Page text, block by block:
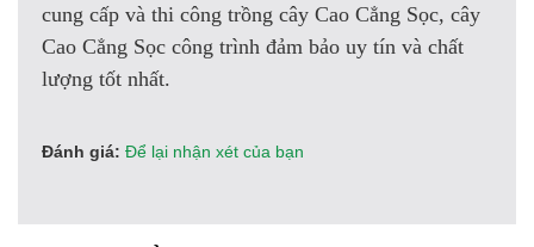
cung cấp và thi công trồng cây Cao Cẳng Sọc, cây
Cao Cẳng Sọc công trình đảm bảo uy tín và chất
lượng tốt nhất.
Đánh giá: Để lại nhận xét của bạn